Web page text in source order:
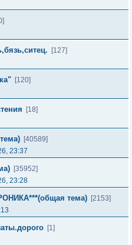
[127]
[120]
[18]
[40589]
23:37
[35952]
23:28
тема) [2153]
[1]